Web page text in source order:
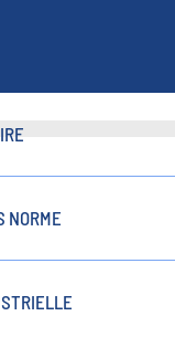
NORME